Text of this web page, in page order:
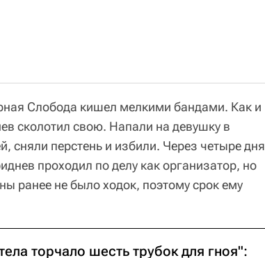
Слобода кишел мелкими бандами. Как и
сколотил свою. Напали на девушку в
сняли перстень и избили. Через четыре дня
проходил по делу как организатор, но
ранее не было ходок, поэтому срок ему
торчало шесть трубок для гноя":